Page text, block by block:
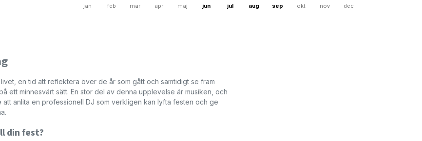
jan feb mar apr maj jun jul aug sep okt nov dec
en tid att reflektera över de år som gått och samtidigt se fram
ett minnesvärt sätt. En stor del av denna upplevelse är musiken, och
anlita en professionell DJ som verkligen kan lyfta festen och ge
din fest?